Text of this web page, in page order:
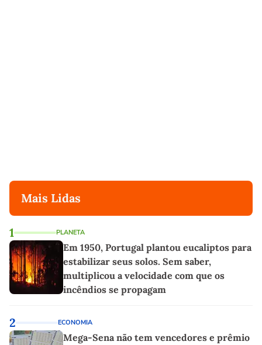
Mais Lidas
1 PLANETA
Em 1950, Portugal plantou eucaliptos para
estabilizar seus solos. Sem saber,
multiplicou a velocidade com que os
incêndios se propagam
2 ECONOMIA
Mega-Sena não tem vencedores e prêmio